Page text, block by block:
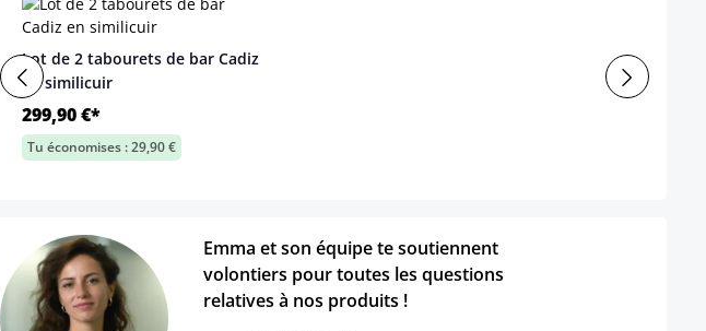
Lot de 2 tabourets de bar Cadiz
en similicuir
299,90 €*
Tu économises : 29,90 €
Emma et son équipe te soutiennent
volontiers pour toutes les questions
relatives à nos produits !